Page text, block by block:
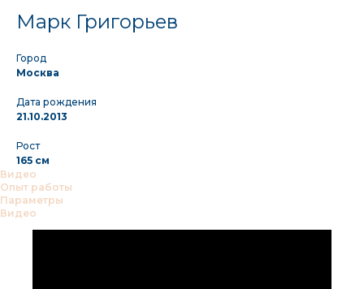
Марк Григорьев
Город
Москва
Дата рождения
21.10.2013
Рост
165 см
Видео
Опыт работы
Параметры
Видео